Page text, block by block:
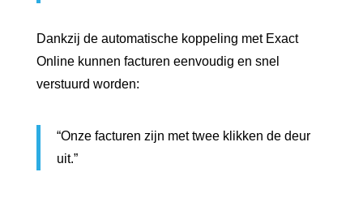
Dankzij de automatische koppeling met Exact
Online kunnen facturen eenvoudig en snel
verstuurd worden:
“Onze facturen zijn met twee klikken de deur
uit.”